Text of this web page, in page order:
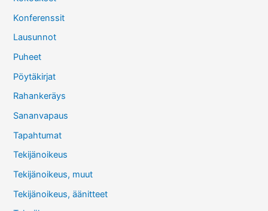
Konferenssit
Lausunnot
Puheet
Pöytäkirjat
Rahankeräys
Sananvapaus
Tapahtumat
Tekijänoikeus
Tekijänoikeus, muut
Tekijänoikeus, äänitteet